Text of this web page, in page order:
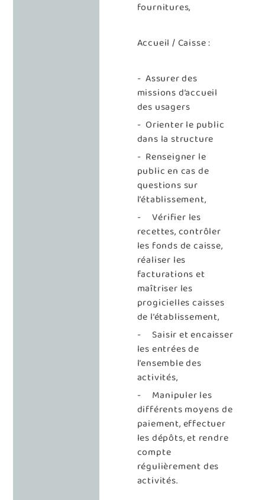
fournitures,
Accueil / Caisse :
- Assurer des
missions d’accueil
des usagers
- Orienter le public
dans la structure
- Renseigner le
public en cas de
questions sur
l’établissement,
- Vérifier les
recettes, contrôler
les fonds de caisse,
réaliser les
facturations et
maîtriser les
progicielles caisses
de l’établissement,
- Saisir et encaisser
les entrées de
l’ensemble des
activités,
- Manipuler les
différents moyens de
paiement, effectuer
les dépôts, et rendre
compte
régulièrement des
activités.